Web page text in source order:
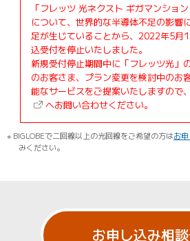
「フレッツ 光ネクスト ギガマンショ
について、世界的な半導体不足の影響
足が生じていることから、2022年5月
込受付を停止いたしました。
新規受付停⽌期間中に「フレッツ光」
のお客さま、プラン変更を検討中のお
能なサービスをご提案いたしますので、
へお問い合わせください。
※ BIGLOBEで二回線以上の光回線をご希望の方はお
みください。
お申し込み相